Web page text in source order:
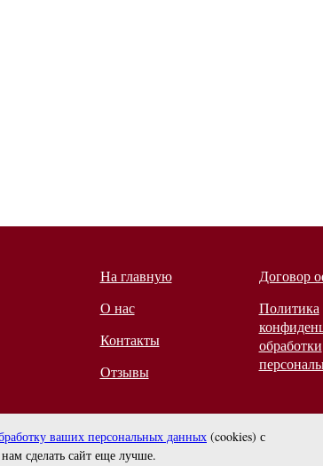
ваших персональных данных (cookies) с
сделать сайт еще лучше.
На главную
О нас
Контакты
Отзывы
Договор
Политика
обработки